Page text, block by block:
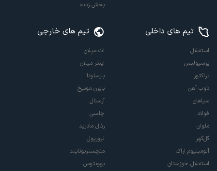
پخش زنده
تیم های داخلی
استقلال
پرسپولیس
تراکتور
ذوب آهن
سپاهان
فولاد
ملوان
گل‌گهر
آلومینیوم اراک
استقلال خوزستان
تیم های خارجی
آث میلان
اینتر میلان
بارسلونا
بایرن مونیخ
آرسنال
چلسی
رئال مادرید
لیورپول
منچستریونایتد
یوونتوس